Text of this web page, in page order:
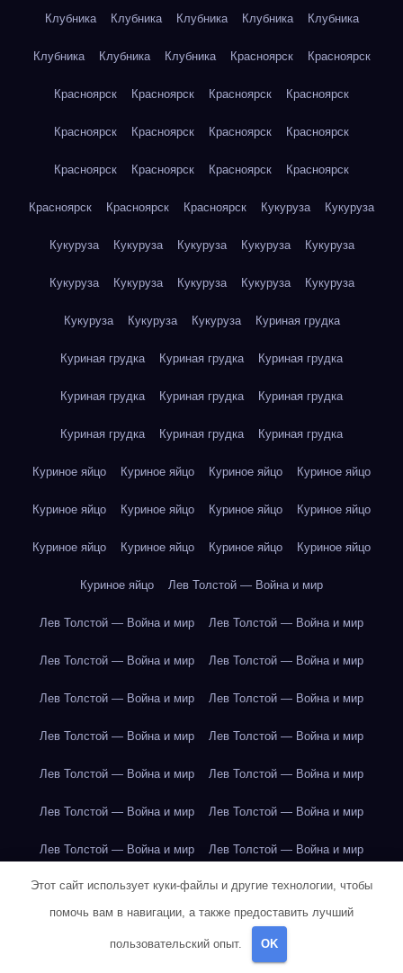
Клубника Клубника Клубника Клубника Клубника
Клубника Клубника Клубника Красноярск Красноярск
Красноярск Красноярск Красноярск Красноярск
Красноярск Красноярск Красноярск Красноярск
Красноярск Красноярск Красноярск Красноярск
Красноярск Красноярск Красноярск Кукуруза Кукуруза
Кукуруза Кукуруза Кукуруза Кукуруза Кукуруза
Кукуруза Кукуруза Кукуруза Кукуруза Кукуруза
Кукуруза Кукуруза Кукуруза Куриная грудка
Куриная грудка Куриная грудка Куриная грудка
Куриная грудка Куриная грудка Куриная грудка
Куриная грудка Куриная грудка Куриная грудка
Куриное яйцо Куриное яйцо Куриное яйцо Куриное яйцо
Куриное яйцо Куриное яйцо Куриное яйцо Куриное яйцо
Куриное яйцо Куриное яйцо Куриное яйцо Куриное яйцо
Куриное яйцо Лев Толстой — Война и мир
Лев Толстой — Война и мир Лев Толстой — Война и мир
Лев Толстой — Война и мир Лев Толстой — Война и мир
Лев Толстой — Война и мир Лев Толстой — Война и мир
Лев Толстой — Война и мир Лев Толстой — Война и мир
Лев Толстой — Война и мир Лев Толстой — Война и мир
Лев Толстой — Война и мир Лев Толстой — Война и мир
Лев Толстой — Война и мир Лев Толстой — Война и мир
Лондон Лондон Лондон Лондон Лондон Лондон
Лондон
Лондон Лос-Анджелес
Этот сайт использует куки-файлы и другие технологии, чтобы
помочь вам в навигации, а также предоставить лучший
пользовательский опыт. OK